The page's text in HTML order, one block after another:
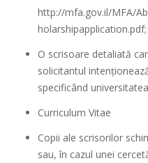
http://mfa.gov.il/MFA/
holarshipapplication.pdf;
O scrisoare detaliată
solicitantul
specificând
Curriculum Vitae
Copii ale scrisorilor
sau, în cazul unei